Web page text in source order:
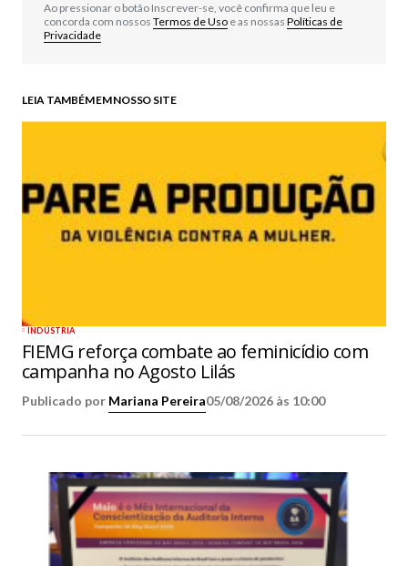
Ao pressionar o botão Inscrever-se, você confirma que leu e
concorda com nossos Termos de Uso e as nossas Políticas de
Privacidade
LEIA TAMBÉM EM NOSSO SITE
INDÚSTRIA
FIEMG reforça combate ao feminicídio com
campanha no Agosto Lilás
Publicado por Mariana Pereira05/08/2026 às 10:00